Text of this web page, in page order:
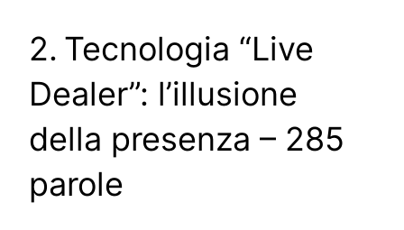
2. Tecnologia “Live
Dealer”: l’illusione
della presenza – 285
parole